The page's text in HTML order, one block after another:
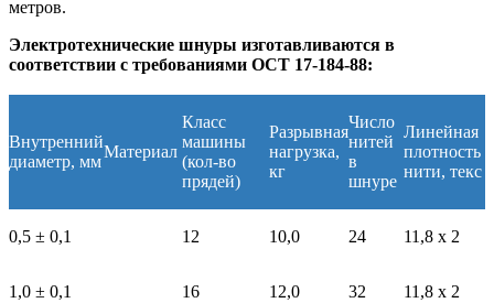
метров.
Электротехнические шнуры изготавливаются в
соответствии с требованиями ОСТ 17-184-88:
Внутренний
диаметр, мм
Материал
Класс
машины
(кол-во
прядей)
Разрывная
нагрузка,
кг
Число
нитей
в
шнуре
Линейная
плотность
нити, текс
0,5 ± 0,1 12 10,0 24 11,8 х 2
1,0 ± 0,1 16 12,0 32 11,8 х 2